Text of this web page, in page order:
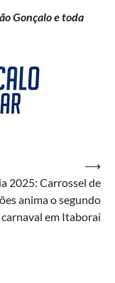
Gonçalo e toda
2025: Carrossel de
anima o segundo
em Itaboraí
⟶